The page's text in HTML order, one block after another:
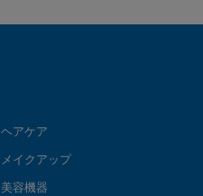
ヘアケア
メイクアップ
美容機器